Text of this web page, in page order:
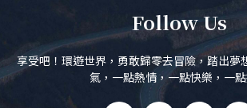
Follow Us
享受吧！環遊世界，勇敢歸零去冒險，踏出夢
氣，一點熱情，一點快樂，一